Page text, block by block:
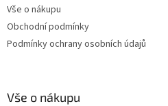
Vše o nákupu
Obchodní podmínky
Podmínky ochrany osobních údajů
Vše o nákupu